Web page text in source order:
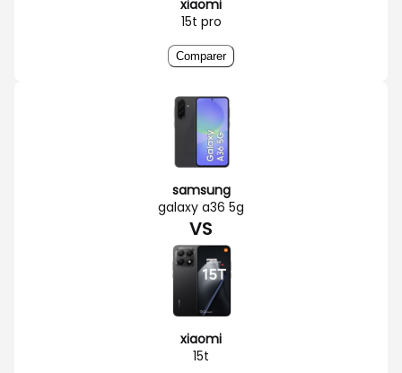
xiaomi
15t pro
Comparer
samsung
galaxy a36 5g
VS
xiaomi
15t